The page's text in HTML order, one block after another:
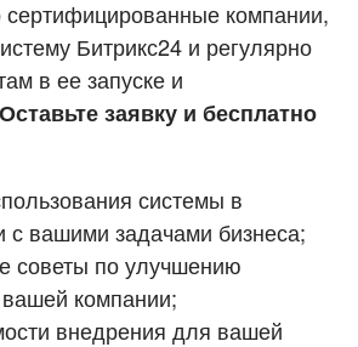
ВХОД
ВХОД
видеокейсы
компании,
Битрикс24 и регулярно
в ее запуске и
Оставьте заявку и бесплатно
системы в
с вашими задачами бизнеса;
советы по улучшению
компании;
внедрения для вашей